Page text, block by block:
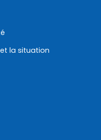
la situation